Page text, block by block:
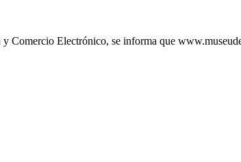
Electrónico, se informa que